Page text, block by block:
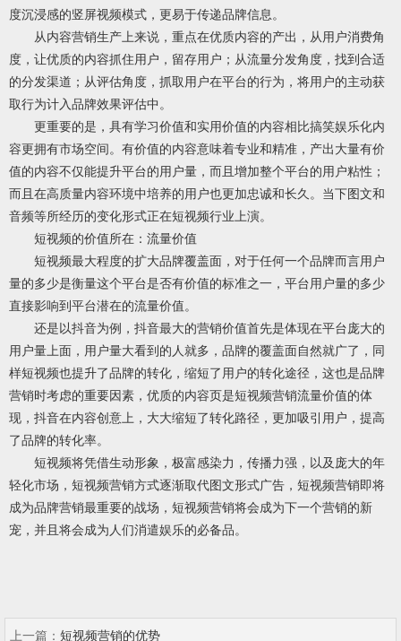
度沉浸感的竖屏视频模式，更易于传递品牌信息。
从内容营销生产上来说，重点在优质内容的产出，从用户消费角
度，让优质的内容抓住用户，留存用户；从流量分发角度，找到合适
的分发渠道；从评估角度，抓取用户在平台的行为，将用户的主动获
取行为计入品牌效果评估中。
更重要的是，具有学习价值和实用价值的内容相比搞笑娱乐化内
容更拥有市场空间。有价值的内容意味着专业和精准，产出大量有价
值的内容不仅能提升平台的用户量，而且增加整个平台的用户粘性；
而且在高质量内容环境中培养的用户也更加忠诚和长久。当下图文和
音频等所经历的变化形式正在短视频行业上演。
短视频的价值所在：流量价值
短视频最大程度的扩大品牌覆盖面，对于任何一个品牌而言用户
量的多少是衡量这个平台是否有价值的标准之一，平台用户量的多少
直接影响到平台潜在的流量价值。
还是以抖音为例，抖音最大的营销价值首先是体现在平台庞大的
用户量上面，用户量大看到的人就多，品牌的覆盖面自然就广了，同
样短视频也提升了品牌的转化，缩短了用户的转化途径，这也是品牌
营销时考虑的重要因素，优质的内容页是短视频营销流量价值的体
现，抖音在内容创意上，大大缩短了转化路径，更加吸引用户，提高
了品牌的转化率。
短视频将凭借生动形象，极富感染力，传播力强，以及庞大的年
轻化市场，短视频营销方式逐渐取代图文形式广告，短视频营销即将
成为品牌营销最重要的战场，短视频营销将会成为下一个营销的新
宠，并且将会成为人们消遣娱乐的必备品。
上一篇： 短视频营销的优势